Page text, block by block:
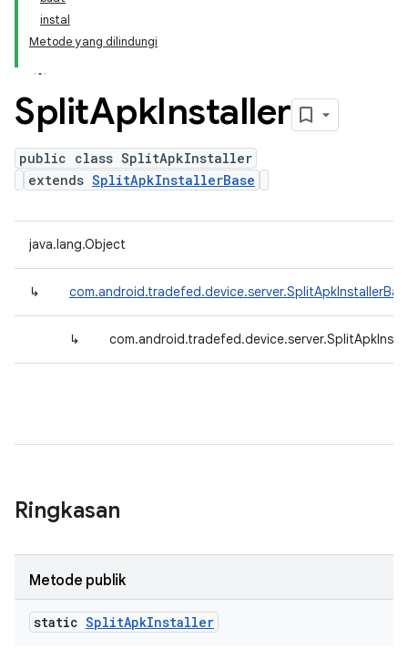
instal
Metode yang dilindungi
SplitApkInstaller
public class SplitApkInstaller
extends SplitApkInstallerBase
java.lang.Object
↳
↳
Ringkasan
Metode publik
static SplitApkInstaller